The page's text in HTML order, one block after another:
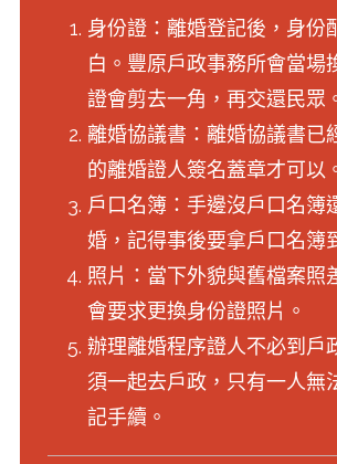
身份證：離婚登記後，身份
白。豐原戶政事務所會當場
證會剪去一角，再交還民眾
離婚協議書：離婚協議書已
的離婚證人簽名蓋章才可以
戶口名簿：手邊沒戶口名簿
婚，記得事後要拿戶口名簿
照片：當下外貌與舊檔案照
會要求更換身份證照片。
辦理離婚程序證人不必到戶
須一起去戶政，只有一人無
記手續。